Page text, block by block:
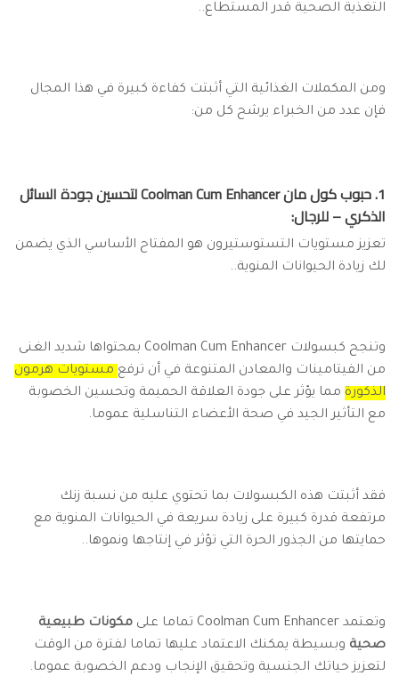
التغذية الصحية قدر المستطاع..
ومن المكملات الغذائية التي أثبتت كفاءة كبيرة في هذا المجال
فإن عدد من الخبراء يرشح كل من:
1. حبوب كول مان Coolman Cum Enhancer لتحسين جودة السائل
الذكري – للرجال:
تعزيز مستويات التستوستيرون هو المفتاح الأساسي الذي يضمن
لك زيادة الحيوانات المنوية..
وتنجح كبسولات Coolman Cum Enhancer بمحتواها شديد الغنى
من الفيتامينات والمعادن المتنوعة في أن ترفع مستويات هرمون
الذكورة مما يؤثر على جودة العلاقة الحميمة وتحسين الخصوبة
مع التأثير الجيد في صحة الأعضاء التناسلية عموما.
فقد أثبتت هذه الكبسولات بما تحتوي عليه من نسبة زنك
مرتفعة قدرة كبيرة على زيادة سريعة في الحيوانات المنوية مع
حمايتها من الجذور الحرة التي تؤثر في إنتاجها ونموها..
وتعتمد Coolman Cum Enhancer تماما على
مكونات طبيعية
صحية وبسيطة يمكنك الاعتماد عليها تماما لفترة من الوقت
لتعزيز حياتك الجنسية وتحقيق الإنجاب ودعم الخصوبة عموما.